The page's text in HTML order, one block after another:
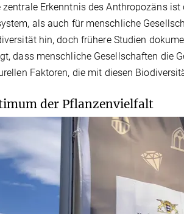
zentrale Erkenntnis des Anthropozäns
als auch für menschliche
hin, doch frühere Studien
dass menschliche Gesellschaften die
Faktoren, die mit diesen
der Pflanzenvielfalt